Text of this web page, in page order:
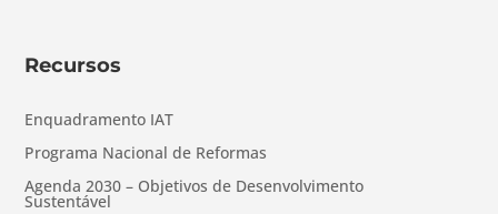
Recursos
Enquadramento IAT
Programa Nacional de Reformas
Agenda 2030 – Objetivos de Desenvolvimento
Sustentável